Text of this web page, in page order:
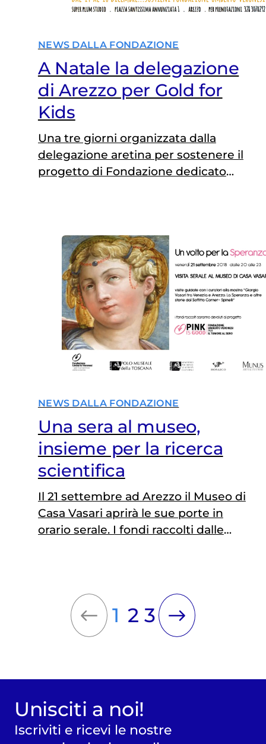
NEWS DALLA FONDAZIONE
A Natale la delegazione
di Arezzo per Gold for
Kids
Una tre giorni organizzata dalla
delegazione aretina per sostenere il
progetto di Fondazione dedicato
NEWS DALLA FONDAZIONE
Una sera al museo,
insieme per la ricerca
scientifica
Il 21 settembre ad Arezzo il Museo di
Casa Vasari aprirà le sue porte in
orario serale. I fondi raccolti dalle
1 2 3
Unisciti a noi!
Iscriviti e ricevi le nostre